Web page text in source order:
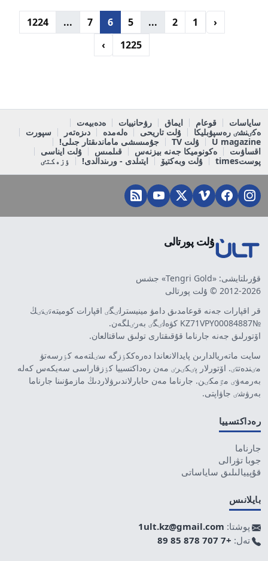
‹
1
2
...
5
6
7
...
1224
1225
›
ساياسات قوعام ايماق رۋحانييات
ەدەبيەت
ەكٸنشٸ رەسپۋبليكا
ۇلت تاريحى ەلەمدە دىزەتەر
سپورت
U magazine
ۇلت TV
جۇمىسشى ماماندىقتار جىلى!
اقساۋىت
ەكونوميكا جەنە بيزنەس قىلمىس
ۇلت ايناسى
پوستtimes
ۇلت وبەكتيۆ ايتىلدى - ورىندالدى! ٶزەكتٸ
ۇلت پورتالى
قۇرىلتايشى: «Tengri Gold» جشس
2012-2026 © ۇلت پورتالى
قر اقپارات جەنە قوعامدىق دامۋ مينيسترلٸگٸ اقپارات كوميتەتٸنٸڭ
№KZ71VPY00084887 كۋەلٸگٸ بەرٸلگەن.
اۆتورلىق جەنە جارناما قۇقىقتارى تولىق ساقتالعان.
سايت ماتەريالدارىن پايدالانعاندا دەرەككٶزگە سٸلتەمە كٶرسەتۋ
مٸندەتتٸ. اۆتورلار پٸكٸرٸ مەن رەداكتسييا كٶزقاراسى سەيكەس كەلە
بەرمەۋٸ مٷمكٸن. جارناما مەن حابارلاندىرۋلاردىڭ مازمۇنىنا جارناما
بەرۋشٸ جاۋاپتى.
رەداكتسييا
جارناما
جوبا تۋرالى
قۇپييالىلىق ساياساتى
بايلانىس
پوشتا: 1ult.kz@gmail.com
تەل: +7 707 878 85 89